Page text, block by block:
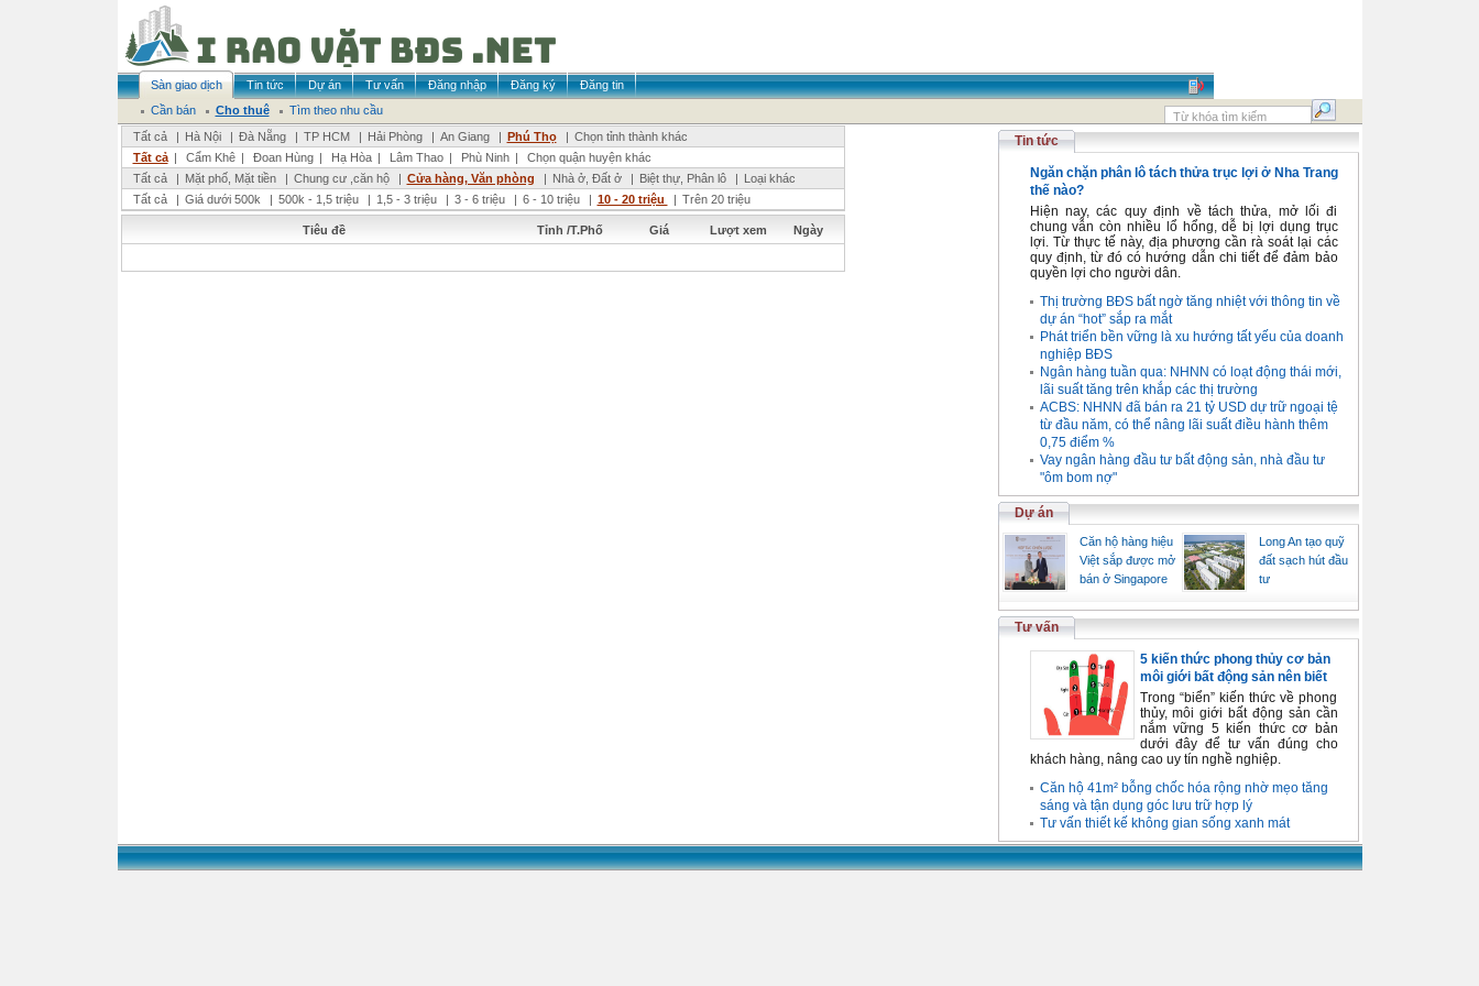
Sàn giao dịch Tin tức Dự án Tư vấn Đăng nhập Đăng ký
Đăng tin
Cần bán
Cho thuê
Tìm theo nhu cầu
Tất cả
| Hà Nội | Đà Nẵng | TP HCM | Hải Phòng | An Giang | Phú Thọ | Chọn tỉnh thành khác
Tất cả | Cẩm Khê | Đoan Hùng | Hạ Hòa | Lâm Thao | Phù Ninh |
Chọn quận huyện khác
Tất cả
| Mặt phố, Mặt tiền | Chung cư ,căn hộ | Cửa hàng, Văn phòng | Nhà ở, Đất ở | Biệt thự, Phân lô | Loại khác
Tất cả
| Giá dưới 500k | 500k - 1,5 triệu | 1,5 - 3 triệu | 3 - 6 triệu | 6 - 10 triệu | 10 - 20 triệu | Trên 20 triệu
Tiêu đề Tỉnh /T.Phố Giá Lượt xem Ngày
Tin tức
Ngăn chặn phân lô tách thửa trục lợi ở Nha Trang
thế nào?
Hiện nay, các quy định về tách thửa, mở lối đi
chung vẫn còn nhiều lổ hổng, dễ bị lợi dụng trục
lợi. Từ thực tế này, địa phương cần rà soát lại các
quy định, từ đó có hướng dẫn chi tiết để đảm bảo
quyền lợi cho người dân.
Thị trường BĐS bất ngờ tăng nhiệt với thông tin về
dự án “hot” sắp ra mắt
Phát triển bền vững là xu hướng tất yếu của doanh
nghiệp BĐS
Ngân hàng tuần qua: NHNN có loạt động thái mới,
lãi suất tăng trên khắp các thị trường
ACBS: NHNN đã bán ra 21 tỷ USD dự trữ ngoại tệ
từ đầu năm, có thể nâng lãi suất điều hành thêm
0,75 điểm %
Vay ngân hàng đầu tư bất động sản, nhà đầu tư
"ôm bom nợ"
Dự án
Căn hộ hàng hiệu
Việt sắp được mở
bán ở Singapore
Long An tạo quỹ
đất sạch hút đầu
tư
Tư vấn
5 kiến thức phong thủy cơ bản
môi giới bất động sản nên biết
Trong “biển” kiến thức về phong
thủy, môi giới bất động sản cần
nắm vững 5 kiến thức cơ bản
dưới đây để tư vấn đúng cho
khách hàng, nâng cao uy tín nghề nghiệp.
Căn hộ 41m² bỗng chốc hóa rộng nhờ mẹo tăng
sáng và tận dụng góc lưu trữ hợp lý
Tư vấn thiết kế không gian sống xanh mát